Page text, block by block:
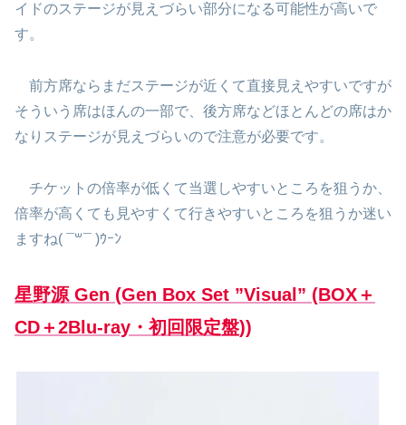
イドのステージが見えづらい部分になる可能性が高いで
す。
前方席ならまだステージが近くて直接見えやすいですが
そういう席はほんの一部で、後方席などほとんどの席はか
なりステージが見えづらいので注意が必要です。
チケットの倍率が低くて当選しやすいところを狙うか、
倍率が高くても見やすくて行きやすいところを狙うか迷い
ますね( ¯꒳¯ )ｳｰﾝ
星野源 Gen (Gen Box Set ”Visual” (BOX＋
CD＋2Blu-ray・初回限定盤))